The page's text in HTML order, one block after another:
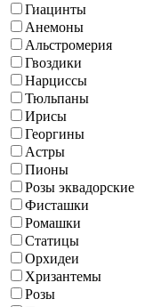
Гиацинты
Анемоны
Альстромерия
Гвоздики
Нарциссы
Тюльпаны
Ирисы
Георгины
Астры
Пионы
Розы эквадорские
Фисташки
Ромашки
Статицы
Орхидеи
Хризантемы
Розы